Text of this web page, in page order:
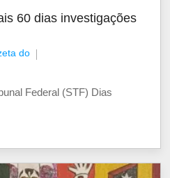
60 dias investigações
do
Federal (STF) Dias